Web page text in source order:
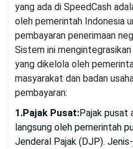
yang ada di SpeedCash
oleh pemerintah Indonesia
pembayaran penerimaan
Sistem ini
yang dikelola oleh
masyarakat dan badan
pembayaran:
1.Pajak Pusat:Pajak pusat
langsung oleh pemerintah
Jenderal Pajak (DJP).